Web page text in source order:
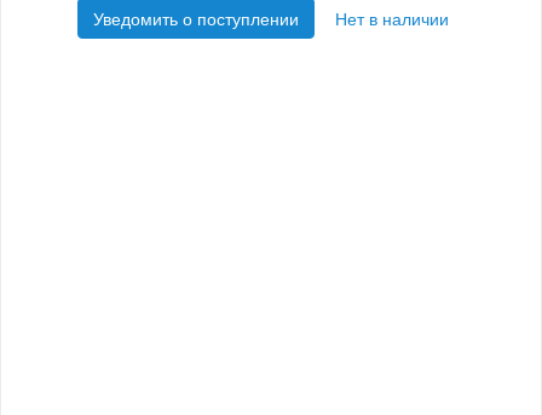
Уведомить о поступлении Нет в наличии